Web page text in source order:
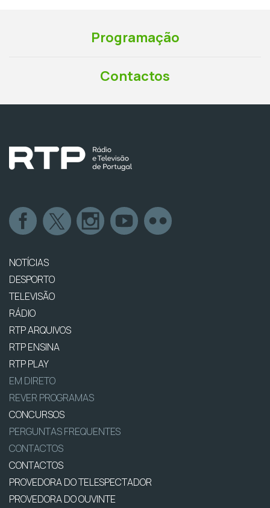
Programação
Contactos
NOTÍCIAS
DESPORTO
TELEVISÃO
RÁDIO
RTP ARQUIVOS
RTP ENSINA
RTP PLAY
EM DIRETO
REVER PROGRAMAS
CONCURSOS
PERGUNTAS FREQUENTES
CONTACTOS
CONTACTOS
PROVEDORA DO TELESPECTADOR
PROVEDORA DO OUVINTE